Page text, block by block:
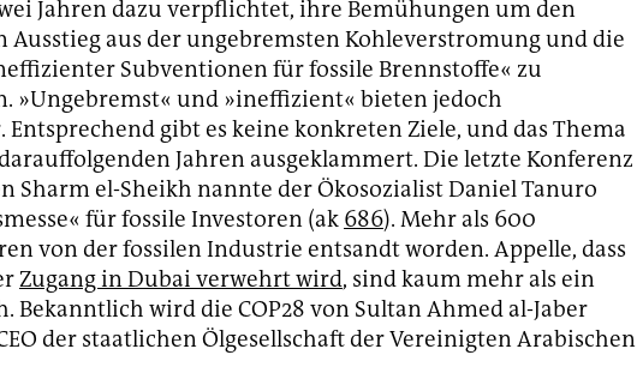
Jahren dazu verpflichtet, ihre Bemühungen um den
Ausstieg aus der ungebremsten Kohleverstromung und die
Subventionen für fossile Brennstoffe« zu
»Ungebremst« und »ineffizient« bieten jedoch
Entsprechend gibt es keine konkreten Ziele, und das Thema
Jahren ausgeklammert. Die letzte Konferenz
Sharm el-Sheikh nannte der Ökosozialist Daniel Tanuro
für fossile Investoren (ak 686). Mehr als 600
von der fossilen Industrie entsandt worden. Appelle, dass
Zugang in Dubai verwehrt wird, sind kaum mehr als ein
Bekanntlich wird die COP28 von Sultan Ahmed al-Jaber
der staatlichen Ölgesellschaft der Vereinigten Arabischen